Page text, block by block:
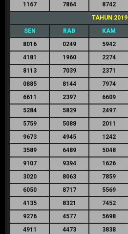
1167
7864 8742
TAHUN 2019
SEN
RAB KAM
8016
0249 5942
4181
1960 2274
8113
7039 2371
0885
8144 7974
6611
2397 6609
5284
5829 2497
5759
5088 2011
9673
4945 1242
3589
6489 5048
9107
9394 1626
3020
8063 7859
6050
8717 5569
4135
8321 7452
9276
4577 5698
4911
4473 3838